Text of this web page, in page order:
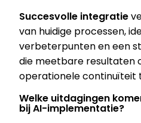
Succesvolle integratie
van huidige processen,
verbeterpunten en een
die meetbare resultaten
operationele continuïteit
Welke uitdagingen
bij AI-implementatie?